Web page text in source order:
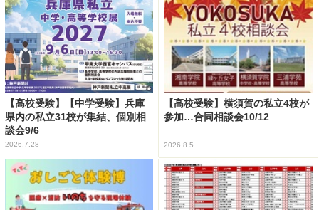
【高校受験】【中学受験】兵庫
県内の私立31校が集結、個別相
談会9/6
2026.7.28
【高校受験】横須賀の私立4校が
参加…合同相談会10/12
2026.8.5